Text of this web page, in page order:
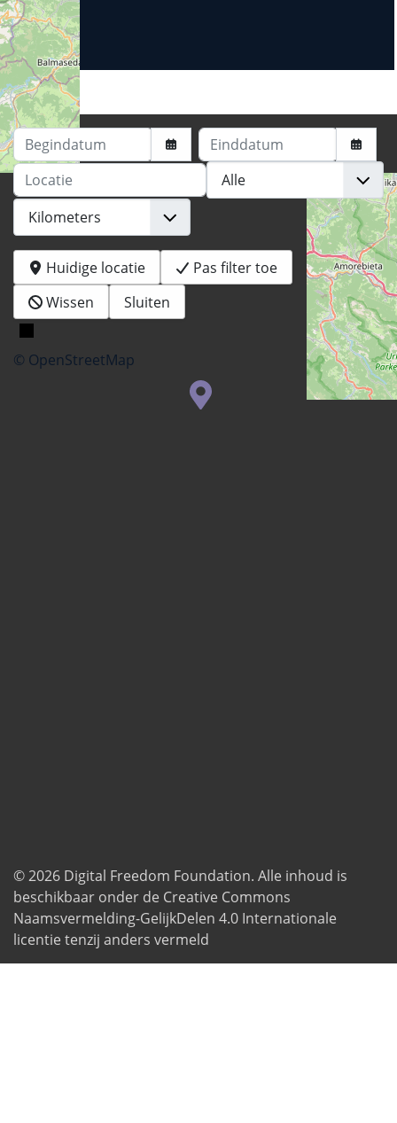
−
© OpenStreetMap
Begindatum
Einddatum
Locatie
Huidige locatie
Pas filter toe
Wissen
Sluiten
© 2026 Digital Freedom Foundation. Alle inhoud is
beschikbaar onder de Creative Commons
Naamsvermelding-GelijkDelen 4.0 Internationale
licentie tenzij anders vermeld